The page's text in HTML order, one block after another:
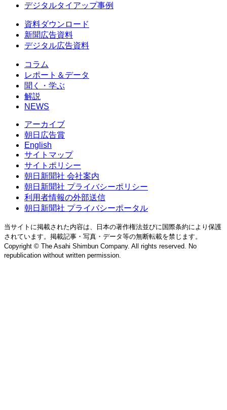
デジタルタイアップ事例
資料ダウンロード
新聞広告資料
デジタル広告資料
コラム
レポート＆データ
聞く・学ぶ
解説
NEWS
アーカイブ
朝日広告賞
English
サイトマップ
サイトポリシー
朝日新聞社 会社案内
朝日新聞社 プライバシーポリシー
利用者情報の外部送信
朝日新聞社 プライバシーポータル
当サイトに掲載された内容は、日本の著作権法並びに国際条約により保護
されています。掲載記事・写真・データ等の無断転載を禁じます。
Copyright © The Asahi Shimbun Company. All rights reserved. No
republication without written permission.